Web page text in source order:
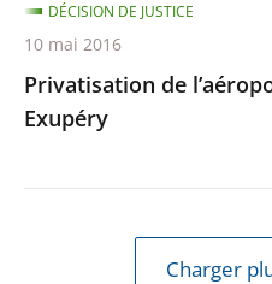
Privatisation de
Exupéry
DÉCISION DE JUSTICE
10 mai 2016
Charger